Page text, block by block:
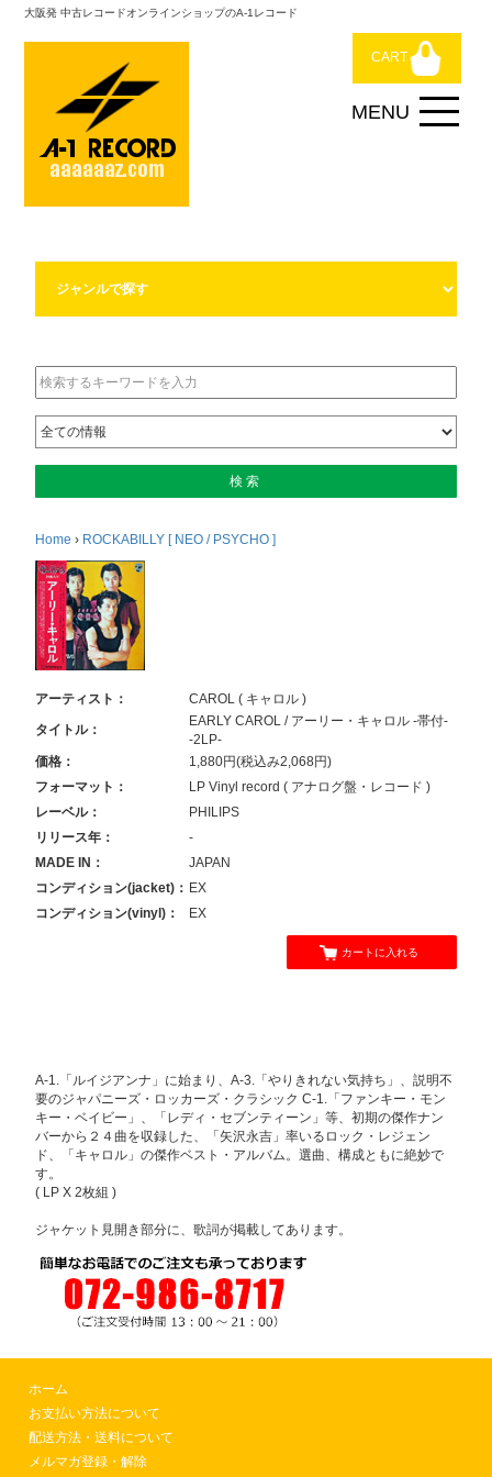
大阪発 中古レコードオンラインショップのA-1レコード
CART
Home › ROCKABILLY [ NEO / PSYCHO ]
アーティスト：
CAROL ( キャロル )
タイトル：
EARLY CAROL / アーリー・キャロル -帯付-
-2LP-
価格：
1,880円(税込み2,068円)
フォーマット：
LP Vinyl record ( アナログ盤・レコード )
レーベル：
PHILIPS
リリース年：
-
MADE IN：
JAPAN
コンディション(jacket)： EX
コンディション(vinyl)：
EX
カートに入れる
A-1.「ルイジアンナ」に始まり、A-3.「やりきれない気持ち」、説明不
要のジャパニーズ・ロッカーズ・クラシック C-1.「ファンキー・モン
キー・ベイビー」、「レディ・セブンティーン」等、初期の傑作ナン
バーから２４曲を収録した、「矢沢永吉」率いるロック・レジェン
ド、「キャロル」の傑作ベスト・アルバム。選曲、構成ともに絶妙で
す。
( LP X 2枚組 )
ジャケット見開き部分に、歌詞が掲載してあります。
ホーム
お支払い方法について
配送方法・送料について
メルマガ登録・解除